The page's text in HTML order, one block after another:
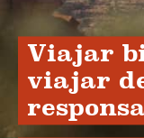
Viajar
viajar